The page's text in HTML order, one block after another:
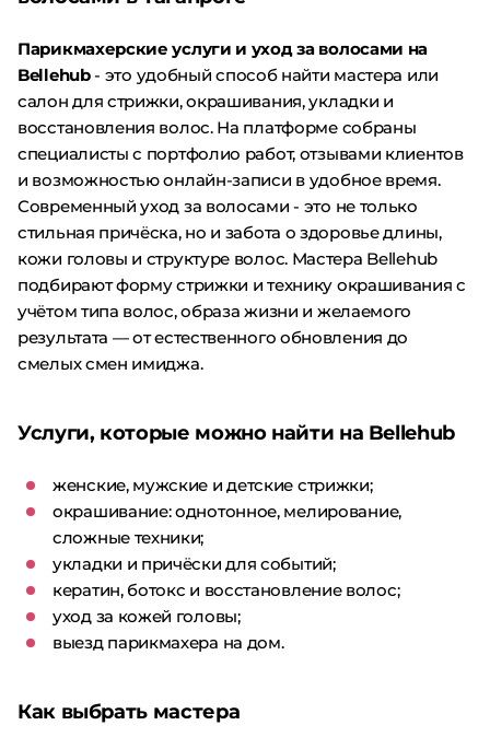
Парикмахерские услуги и уход за волосами на
Bellehub- это удобный способ найти мастера или
салон для стрижки, окрашивания, укладки и
восстановления волос. На платформе собраны
специалисты с портфолио работ, отзывами клиентов
и возможностью онлайн-записи в удобное время.
Современный уход за волосами - это не только
стильная причёска, но и забота о здоровье длины,
кожи головы и структуре волос. Мастера Bellehub
подбирают форму стрижки и технику окрашивания с
учётом типа волос, образа жизни и желаемого
результата — от естественного обновления до
смелых смен имиджа.
Услуги, которые можно найти на Bellehub
женские, мужские и детские стрижки;
окрашивание: однотонное, мелирование,
сложные техники;
укладки и причёски для событий;
кератин, ботокс и восстановление волос;
уход за кожей головы;
выезд парикмахера на дом.
Как выбрать мастера